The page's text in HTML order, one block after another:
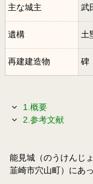
主な城主 武
遺構 土
再建建造物 碑
1.概要
2.参考文献
能見城（のうけんじ
韮崎市穴山町）にあ